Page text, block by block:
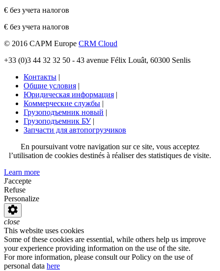
€ без учета налогов
€ без учета налогов
© 2016 CAPM Europe CRM Cloud
+33 (0)3 44 32 32 50 - 43 avenue Félix Louât, 60300 Senlis
Контакты |
Общие условия |
Юридическая информация |
Коммерческие службы |
Грузоподъемник новый |
Грузоподъемник БУ|
Запчасти для автопогрузчиков
En poursuivant votre navigation sur ce site, vous acceptez
l’utilisation de cookies destinés à réaliser des statistiques de visite.
Learn more
J'accepte
Refuse
Personalize
close
This website uses cookies
Some of these cookies are essential, while others help us improve
your experience providing information on the use of the site.
For more information, please consult our Policy on the use of
personal data here